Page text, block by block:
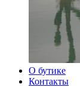
О бутике
Контакты